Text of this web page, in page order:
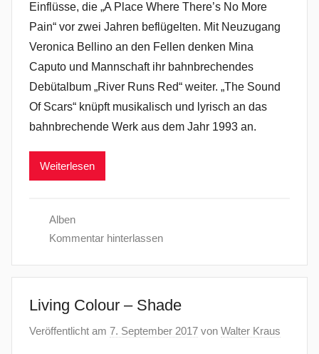
Einflüsse, die „A Place Where There’s No More
Pain“ vor zwei Jahren beflügelten. Mit Neuzugang
Veronica Bellino an den Fellen denken Mina
Caputo und Mannschaft ihr bahnbrechendes
Debütalbum „River Runs Red“ weiter. „The Sound
Of Scars“ knüpft musikalisch und lyrisch an das
bahnbrechende Werk aus dem Jahr 1993 an.
Weiterlesen
Alben
Kommentar hinterlassen
Living Colour – Shade
Veröffentlicht am 7. September 2017 von Walter Kraus